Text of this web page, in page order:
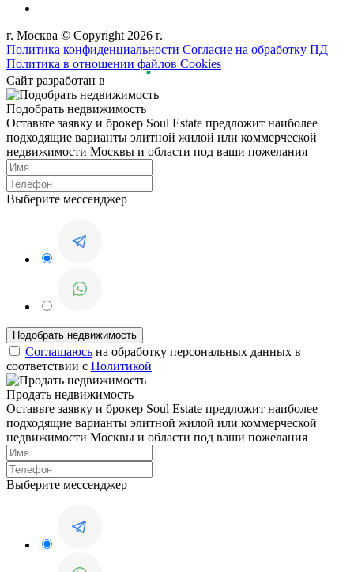
г. Москва © Copyright 2026 г.
Политика конфиденциальности Согласие на обработку ПД
Политика в отношении файлов Cookies
Сайт разработан в
Подобрать недвижимость
Оставьте заявку и брокер Soul Estate предложит наиболее
подходящие варианты элитной жилой или коммерческой
недвижимости Москвы и области под ваши пожелания
Выберите мессенджер
Соглашаюсь на обработку персональных данных в
соответствии с Политикой
Продать недвижимость
Оставьте заявку и брокер Soul Estate предложит наиболее
подходящие варианты элитной жилой или коммерческой
недвижимости Москвы и области под ваши пожелания
Выберите мессенджер